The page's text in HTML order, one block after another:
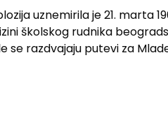
uznemirila je 21. marta
školskog rudnika
se razdvajaju putevi za